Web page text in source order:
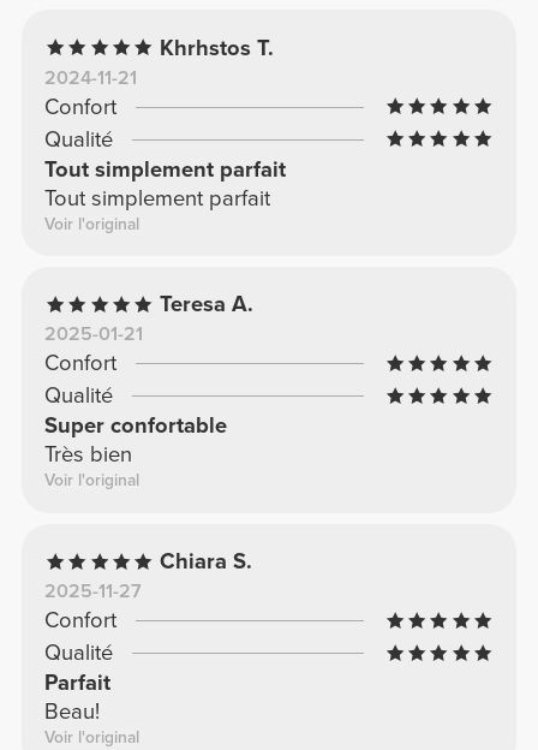
Khrhstos T.
2024-11-21
Confort
Qualité
Tout simplement parfait
Tout simplement parfait
Voir l'original
Teresa A.
2025-01-21
Confort
Qualité
Super confortable
Très bien
Voir l'original
Chiara S.
2025-11-27
Confort
Qualité
Parfait
Beau!
Voir l'original